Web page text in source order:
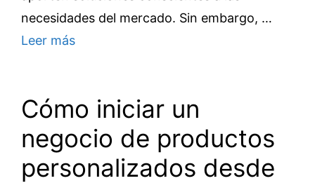
necesidades del mercado. Sin embargo, …
Leer más
Cómo iniciar un
negocio de productos
personalizados desde